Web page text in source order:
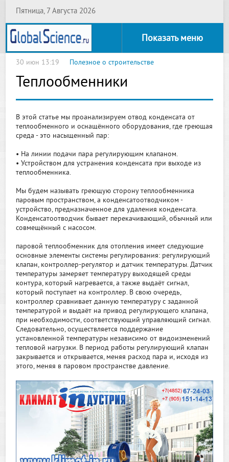
Пятница, 7 Августа 2026
Показать меню
30 июн 13:19 Полезное о строительстве
Теплообменники
В этой статье мы проанализируем отвод конденсата от
теплообменного и оснащённого оборудования, где греющая
среда - это насыщенный пар:
• На линии подачи пара регулирующим клапаном.
• Устройством для устранения конденсата при выходе из
теплообменника.
Мы будем называть греющую сторону теплообменника
паровым пространством, а конденсатоотводчиком -
устройство, предназначенное для удаления конденсата.
Конденсатоотводчик бывает перекачивающий, обычный или
совмещённый с насосом.
паровой теплообменник для отопления имеет следующие
основные элементы системы регулирования: регулирующий
клапан, контроллер-регулятор и датчик температуры. Датчик
температуры замеряет температуру выходящей среды
контура, который нагревается, а также выдаёт сигнал,
который поступает на контроллер. В свою очередь,
контроллер сравнивает данную температуру с заданной
температурой и выдаёт на привод регулирующего клапана,
при необходимости, соответствующий управляющий сигнал.
Следовательно, осуществляется поддержание
установленной температуры независимо от видоизменений
тепловой нагрузки. В период работы регулирующий клапан
закрывается и открывается, меняя расход пара и, исходя из
этого, меняя в паровом пространстве давление.